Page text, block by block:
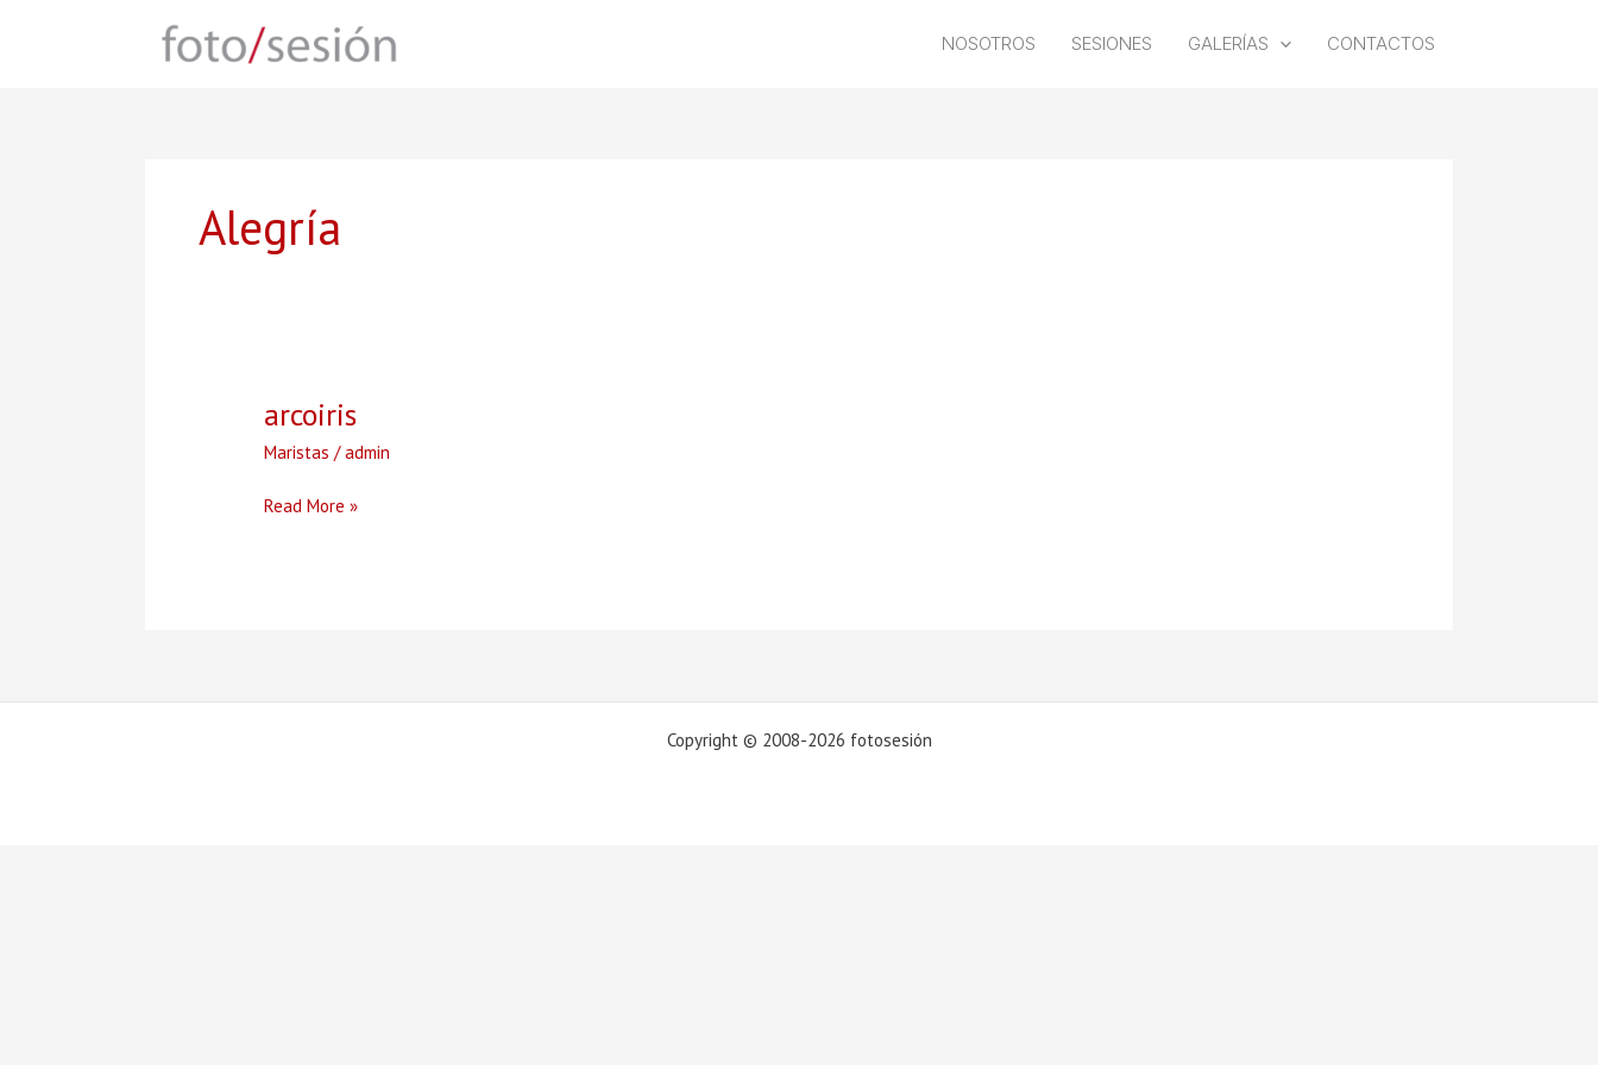
NOSOTROS SESIONES GALERÍAS CONTACTOS
Alegría
arcoiris
Maristas /admin
arcoiris
Read More »
Copyright © 2008-2026 fotosesión